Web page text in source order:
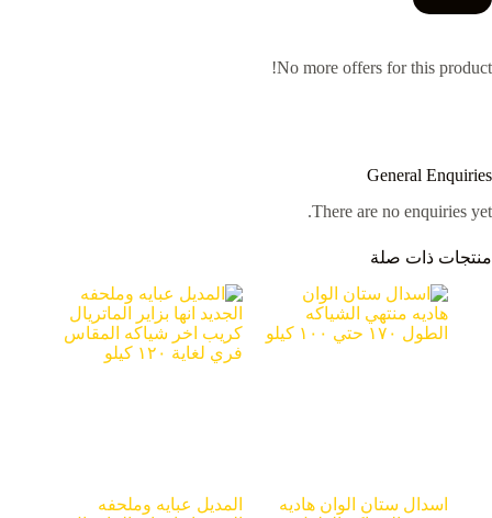
No more offers for this product!
General Enquiries
There are no enquiries yet.
منتجات ذات صلة
اسدال ستان الوان هاديه
المديل عبايه وملحفه